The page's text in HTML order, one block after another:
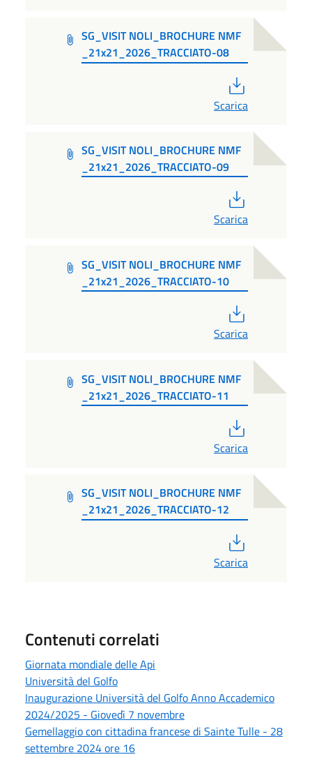
SG_VISIT NOLI_BROCHURE NMF
_21x21_2026_TRACCIATO-08
Scarica
SG_VISIT NOLI_BROCHURE NMF
_21x21_2026_TRACCIATO-09
Scarica
SG_VISIT NOLI_BROCHURE NMF
_21x21_2026_TRACCIATO-10
Scarica
SG_VISIT NOLI_BROCHURE NMF
_21x21_2026_TRACCIATO-11
Scarica
SG_VISIT NOLI_BROCHURE NMF
_21x21_2026_TRACCIATO-12
Scarica
Contenuti correlati
Giornata mondiale delle Api
Università del Golfo
Inaugurazione Università del Golfo Anno Accademico
2024/2025 - Giovedì 7 novembre
Gemellaggio con cittadina francese di Sainte Tulle - 28
settembre 2024 ore 16